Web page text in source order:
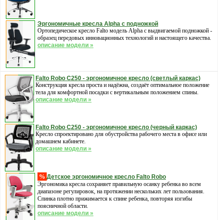
Эргономичные кресла Alpha с подножкой
Ортопедическое кресло Falto модель Alpha с выдвигаемой подножкой -
образец передовых инновационных технологий и настоящего качества.
описание модели »
Falto Robo С250 - эргономичное кресло (светлый каркас)
Конструкция кресла проста и надёжна, создаёт оптимальное положение
тела для комфортной посадки с вертикальным положением спины.
описание модели »
Falto Robo С250 - эргономичное кресло (черный каркас)
Кресло спроектировано для обустройства рабочего места в офисе или
домашнем кабинете.
описание модели »
% Детское эргономичное кресло Falto Robo
Эргономика кресла сохраняет правильную осанку ребенка во всем
диапазоне регулировок, на протяжении нескольких лет пользования.
Спинка плотно прижимается к спине ребенка, повторяя изгибы
поясничной области.
описание модели »